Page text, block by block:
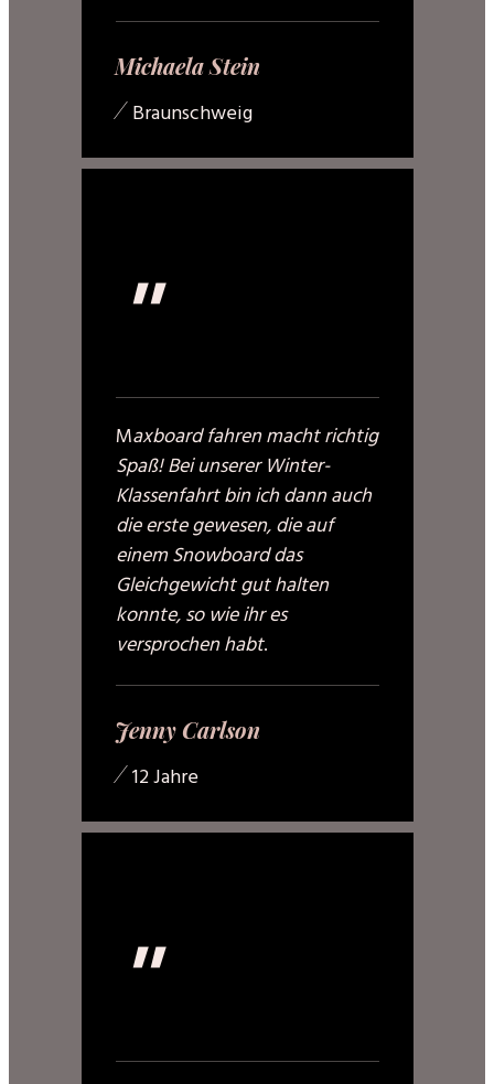
Michaela Stein
/Braunschweig
"
Maxboard fahren macht richtig
Spaß! Bei unserer Winter-
Klassenfahrt bin ich dann auch
die erste gewesen, die auf
einem Snowboard das
Gleichgewicht gut halten
konnte, so wie ihr es
versprochen habt.
Jenny Carlson
/12 Jahre
"